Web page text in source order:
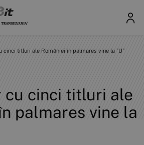
cinci titluri ale României în palmares vine la ”U”
cu cinci titluri ale
palmares vine la